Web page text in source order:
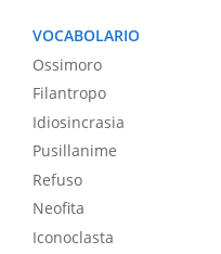
VOCABOLARIO
Ossimoro
Filantropo
Idiosincrasia
Pusillanime
Refuso
Neofita
Iconoclasta